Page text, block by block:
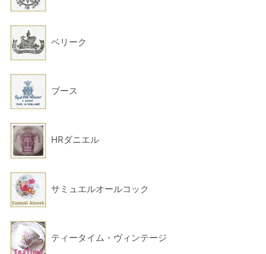
ベリーク
ブース
HRダニエル
サミュエルオールコック
ティータイム・ヴィンテージ